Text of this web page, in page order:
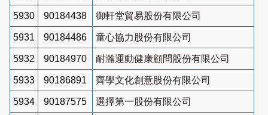
5930 90184438 御軒堂貿易股份有限公司
5931 90184486 童心協力股份有限公司
5932 90184970 耐瀚運動健康顧問股份有限公司
5933 90186891 齊學文化創意股份有限公司
5934 90187575 選擇第一股份有限公司